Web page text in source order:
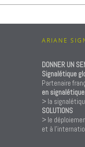
ARIANE
DONNER UN
Signalétique
Partenaire
en signalétique
> la
SOLUTIONS
> le
et à